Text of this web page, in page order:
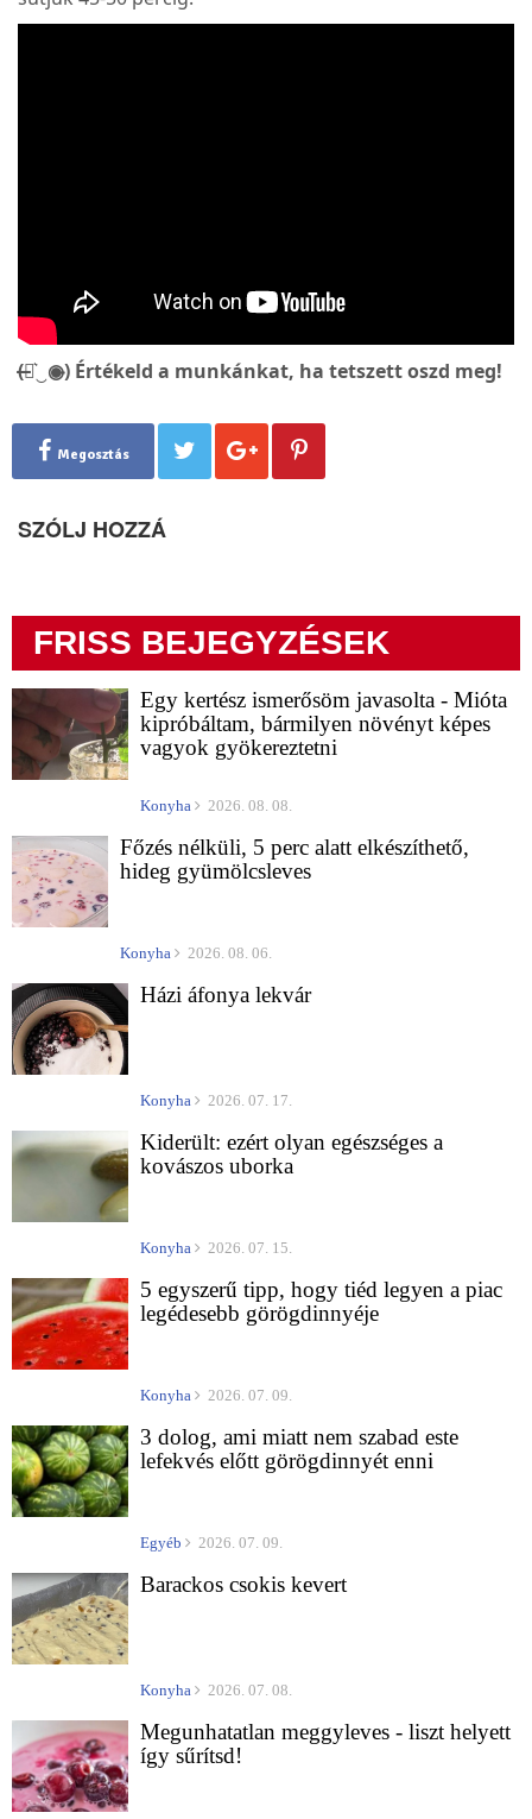
(̶◉͛‿◉̶) Értékeld a munkánkat, ha tetszett oszd meg!
Megosztás
SZÓLJ HOZZÁ
FRISS BEJEGYZÉSEK
Egy kertész ismerősöm javasolta - Mióta
kipróbáltam, bármilyen növényt képes
vagyok gyökereztetni
Konyha 2026. 08. 08.
Főzés nélküli, 5 perc alatt elkészíthető,
hideg gyümölcsleves
Konyha 2026. 08. 06.
Házi áfonya lekvár
Konyha 2026. 07. 17.
Kiderült: ezért olyan egészséges a
kovászos uborka
Konyha 2026. 07. 15.
5 egyszerű tipp, hogy tiéd legyen a piac
legédesebb görögdinnyéje
Konyha 2026. 07. 09.
3 dolog, ami miatt nem szabad este
lefekvés előtt görögdinnyét enni
Egyéb 2026. 07. 09.
Barackos csokis kevert
Konyha 2026. 07. 08.
Megunhatatlan meggyleves - liszt helyett
így sűrítsd!